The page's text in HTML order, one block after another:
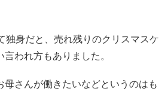
独身だと、売れ残りのクリスマスケ
われ方もありました。
母さんが働きたいなどというのはも